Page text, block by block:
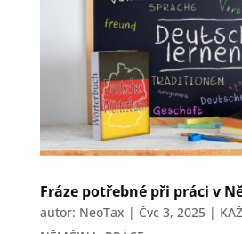
Fráze potřebné při práci v
autor: NeoTax | Čvc 3, 2025|